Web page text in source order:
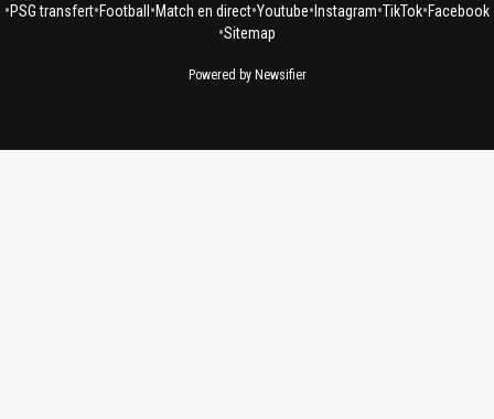
•PSG transfert•Football •Match en direct•Youtube• Instagram•TikTok•Facebook
•Sitemap
Powered by Newsifier